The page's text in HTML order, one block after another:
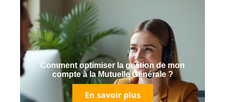
Comment optimiser la gestion de mon
compte à la Mutuelle Générale ?
En savoir plus